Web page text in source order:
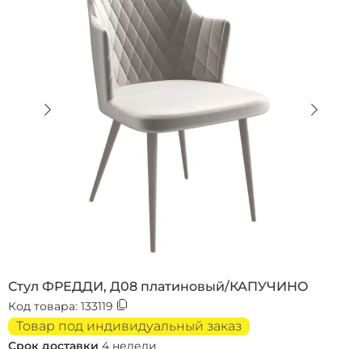
Стул ФРЕДДИ, Д08 платиновый/КАПУЧИНО
Код товара: 133119
Товар под индивидуальный заказ
Срок доставки 4 недели